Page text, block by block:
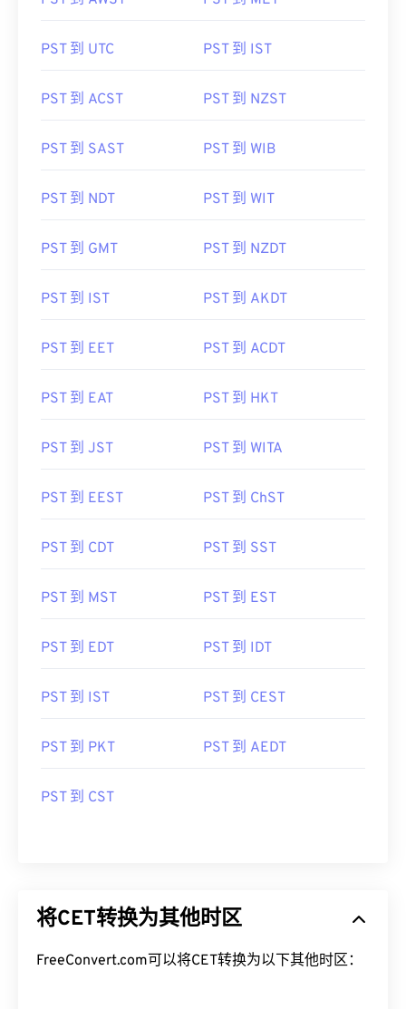
PST 到 UTC PST 到 IST
PST 到 ACST PST 到 NZST
PST 到 SAST PST 到 WIB
PST 到 NDT PST 到 WIT
PST 到 GMT PST 到 NZDT
PST 到 IST PST 到 AKDT
PST 到 EET PST 到 ACDT
PST 到 EAT PST 到 HKT
PST 到 JST PST 到 WITA
PST 到 EEST PST 到 ChST
PST 到 CDT PST 到 SST
PST 到 MST PST 到 EST
PST 到 EDT PST 到 IDT
PST 到 IST PST 到 CEST
PST 到 PKT PST 到 AEDT
PST 到 CST
将CET转换为其他时区
FreeConvert.com可以将CET转换为以下其他时区：